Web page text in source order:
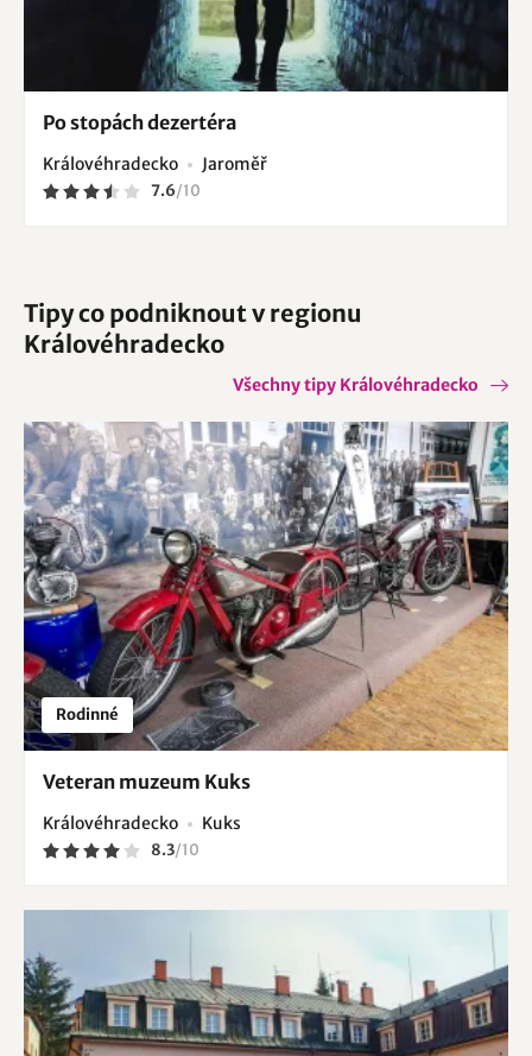
Po stopách dezertéra
Královéhradecko Jaroměř
7.6/10
Tipy co podniknout v regionu
Královéhradecko
Všechny tipy Královéhradecko
Rodinné
Veteran muzeum Kuks
Královéhradecko Kuks
8.3/10